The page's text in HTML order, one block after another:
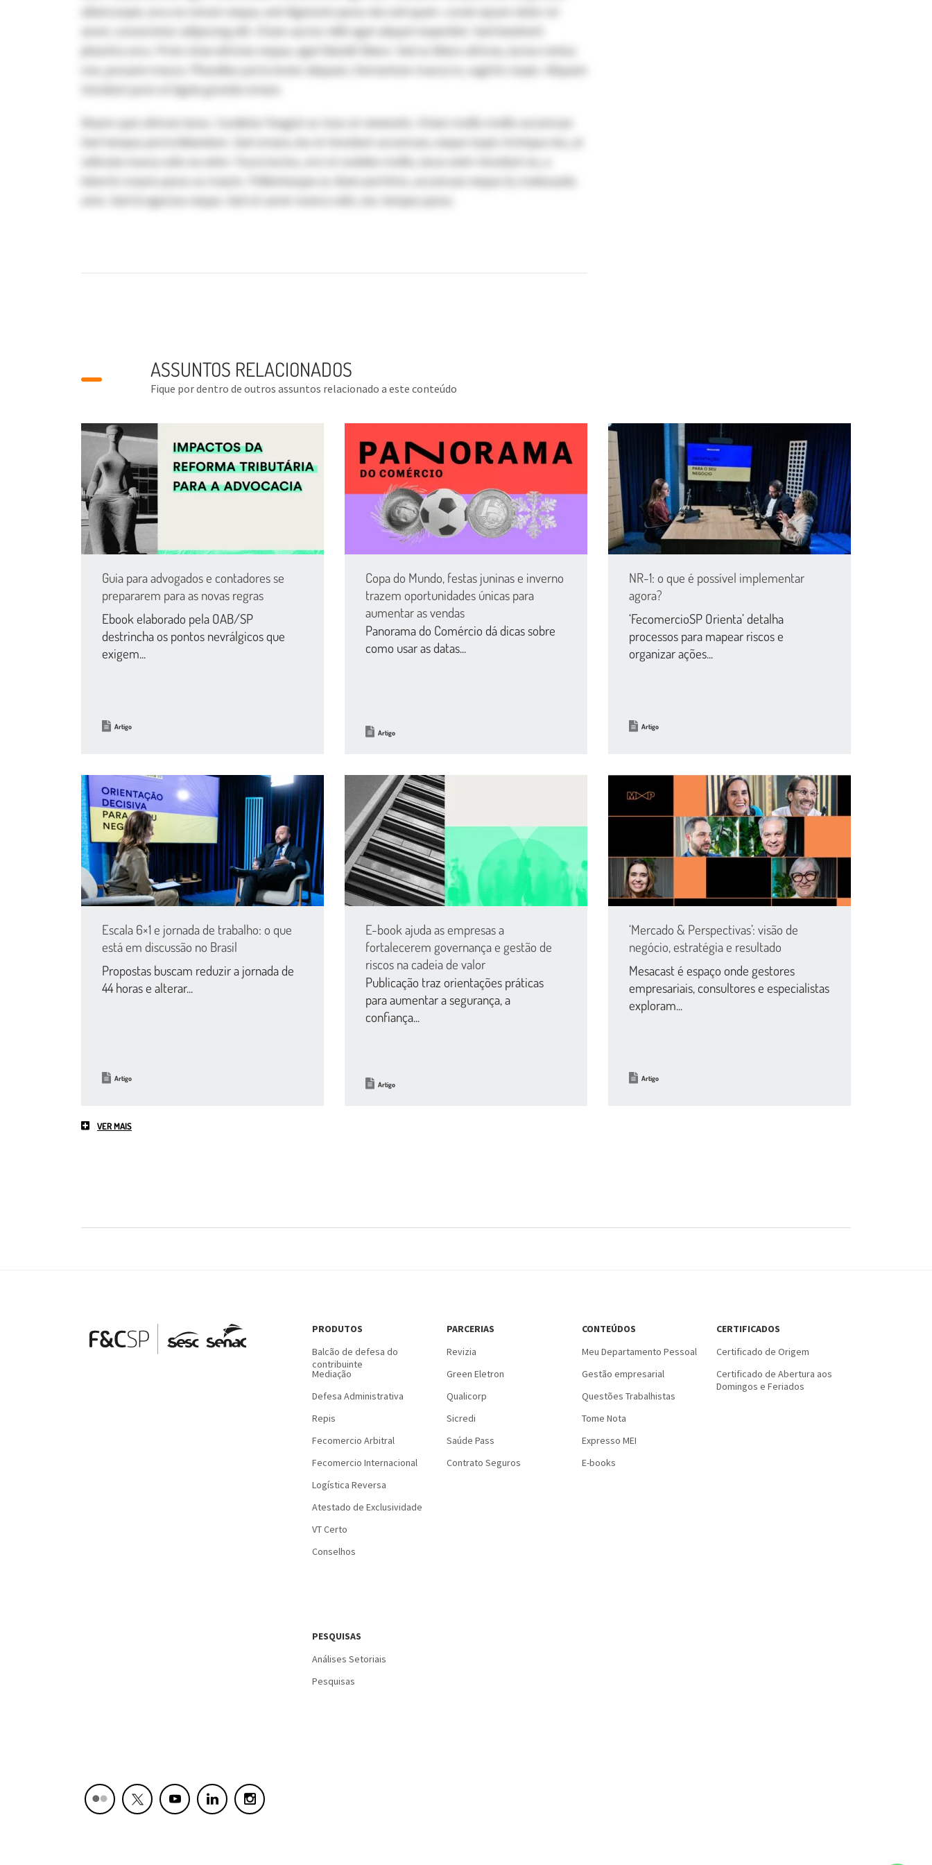
ullamcorper, arcu ex rutrum neque, sed dignissim purus dui sed quam. Lorem ipsum dolor sit
amet, consectetur adipiscing elit. Etiam auctor nibh eget aliquet imperdiet. Sed hendrerit
pharetra arcu. Proin vitae ultricies neque, eget blandit libero. Sed ac libero ultrices, luctus metus
non, posuere massa. Phasellus porta lorem aliquam, fermentum massa in, sagittis turpis. Aliquam
tincidunt justo et ligula gravida ornare.
Mauris quis ultrices lacus. Curabitur feugiat ac risus at venenatis. Etiam mollis mollis accumsan.
Sed tempus porta bibendum. Sed ornare, leo et tincidunt accumsan, neque turpis tristique nisi, at
vehicula massa odio eu enim. Fusce luctus, orci ut sodales mollis, lacus enim tincidunt ex, a
lobortis mauris purus ac mauris. Pellentesque ac diam porttitor, accumsan neque id, malesuada
ante. Sed id egestas neque. Sed sit amet viverra velit, nec tempus purus.
ASSUNTOS RELACIONADOS
Fique por dentro de outros assuntos relacionado a este conteúdo
Guia para advogados e contadores se
prepararem para as novas regras
Ebook elaborado pela OAB/SP
destrincha os pontos nevrálgicos que
exigem...
Artigo
Copa do Mundo, festas juninas e inverno
trazem oportunidades únicas para
aumentar as vendas
Panorama do Comércio dá dicas sobre
como usar as datas...
Artigo
NR-1: o que é possível implementar
agora?
‘FecomercioSP Orienta’ detalha
processos para mapear riscos e
organizar ações...
Artigo
Escala 6×1 e jornada de trabalho: o que
está em discussão no Brasil
Propostas buscam reduzir a jornada de
44 horas e alterar...
Artigo
E-book ajuda as empresas a
fortalecerem governança e gestão de
riscos na cadeia de valor
Publicação traz orientações práticas
para aumentar a segurança, a
confiança...
Artigo
‘Mercado & Perspectivas’: visão de
negócio, estratégia e resultado
Mesacast é espaço onde gestores
empresariais, consultores e especialistas
exploram...
Artigo
VER MAIS
PRODUTOS
Balcão de defesa do
contribuinte
Mediação
Defesa Administrativa
Repis
Fecomercio Arbitral
Fecomercio Internacional
Logística Reversa
Atestado de Exclusividade
VT Certo
Conselhos
PARCERIAS
Revizia
Green Eletron
Qualicorp
Sicredi
Saúde Pass
Contrato Seguros
CONTEÚDOS
Meu Departamento Pessoal
Gestão empresarial
Questões Trabalhistas
Tome Nota
Expresso MEI
E-books
CERTIFICADOS
Certificado de Origem
Certificado de Abertura aos
Domingos e Feriados
PESQUISAS
Análises Setoriais
Pesquisas